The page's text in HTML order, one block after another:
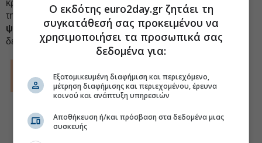
κρίση χρεών διαβρώνει το σύγχρονο κοινωνικό συμβόλαιο
της μεταπολεμικής Ευρώπης,τόσο λιγότερο οι
ψηφοφόροι θα εμπιστεύονται ένα πολιτικό σύστημα που
δεν κρατάει την υπόσχεσή του.
FT and Financial Times are trademarks of the Financial Times
Ltd.
Not to be redistributed, copied or modified in any way.
and the Financial Times Limited does not accept any liability
for the accuracy or quality of the translation
Ο εκδότης euro2day.gr ζητάει τη
συγκατάθεσή σας προκειμένου να
χρησιμοποιήσει τα προσωπικά σας
δεδομένα για:
Εξατομικευμένη διαφήμιση και περιεχόμενο,
μέτρηση διαφήμισης και περιεχομένου, έρευνα
κοινού και ανάπτυξη υπηρεσιών
Αποθήκευση ή/και πρόσβαση στα δεδομένα μιας
συσκευής